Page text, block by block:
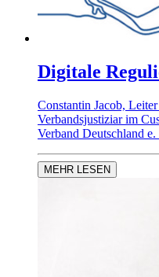
Digitale
Constantin Jacob,
Verbandsjustiziar im
Verband Deutschland
MEHR LESEN